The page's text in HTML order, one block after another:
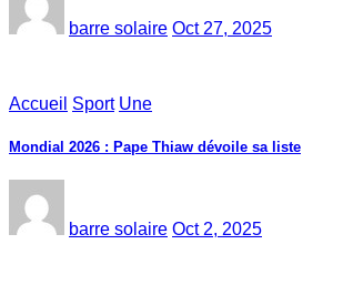
barre solaire Oct 27, 2025
Accueil Sport Une
Mondial 2026 : Pape Thiaw dévoile sa liste
barre solaire Oct 2, 2025